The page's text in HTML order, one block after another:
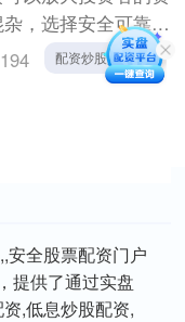
，选择安全可靠的
配资可以将投资者
194 配资炒股是什么
安全股票配资门户
提供了通过实盘
,低息炒股配资,